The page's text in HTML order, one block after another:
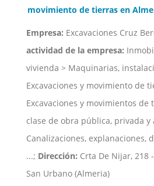
movimiento de tierras en
Empresa: Excavaciones Cruz
actividad de la empresa:
vivienda > Maquinarias,
Excavaciones y movimiento de
Excavaciones y movimientos
clase de obra pública, privada y
Canalizaciones, explanaciones,
...; Dirección: Crta De Nijar, 218
San Urbano (Almeria)